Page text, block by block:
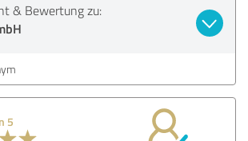
& Bewertung zu:
5